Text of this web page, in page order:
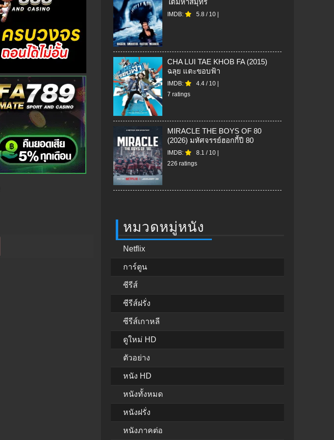
ใต้มหาสมุทร
IMDB: 5.8 / 10
CHA LUI TAE KHOB FA (2015)
ฉลุย แตะขอบฟ้า
IMDB: 4.4 / 10
7 ratings
MIRACLE THE BOYS OF 80
(2026) มหัศจรรย์ฮอกกี้ปี 80
IMDB: 8.1 / 10
226 ratings
หมวดหมู่หนัง
Netflix
การ์ตูน
ซีรีส์
ซีรีส์ฝรั่ง
ซีรีส์เกาหลี
ดูใหม่ HD
ตัวอย่าง
หนัง HD
หนังทั้งหมด
หนังฝรั่ง
หนังภาคต่อ